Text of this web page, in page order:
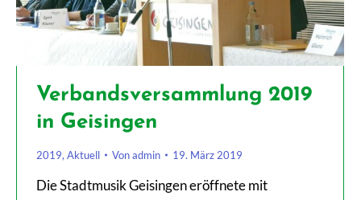
Verbandsversammlung 2019
in Geisingen
2019, Aktuell Vonadmin 19. März 2019
Die Stadtmusik Geisingen eröffnete mit